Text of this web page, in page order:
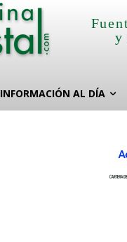
y
INFORMACIÓN AL DÍA